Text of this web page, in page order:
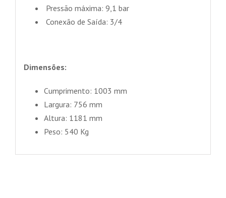
Pressão máxima: 9,1 bar
Conexão de Saída: 3/4
Dimensões:
Cumprimento: 1003 mm
Largura: 756 mm
Altura: 1181 mm
Peso: 540 Kg